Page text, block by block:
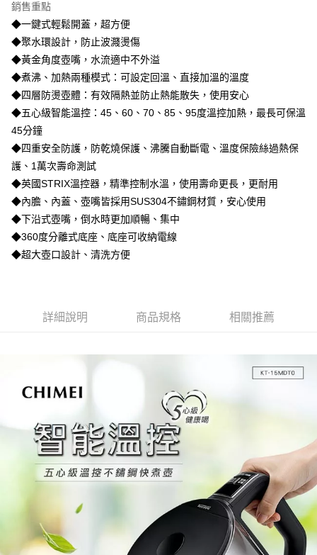
臺灣中小企業銀行
匯豐（台灣）商業銀行
聯邦商業銀行
元大商業銀行
玉山商業銀行
星展（台灣）商業銀行
台灣樂天信用卡公司
街口支付
悠遊付
Google Pay
全盈+PAY
大哥付你分期
相關說明
【大哥付你分期使用說明】
1.本服務由台灣大哥大提供，台灣大哥大用戶可立即使用無須另外申請。
2.付款方式選擇「大哥付你分期」，訂單成立後會自動跳轉到大哥付的交易
流程，驗證手機門號後，選擇欲分期的期數、繳款截止日，確認付款後即完
成交易。
3.實際核准額度、可分期數及費用金額請依後續交易確認頁面所載為準。
4.訂單成立30分鐘內，如未前往確認交易或遇審核未通過，訂單將自動取
消。如遇「轉專審核」未通過狀況，表示未達大哥付你分期系統評分，恕無
法說明評估內容。
帳／街口支付／iPASS MONEY」等通路繳費。
1.本服務係由「台灣大哥大股份有限公司」（以下簡稱本公司）所提供，讓
用戶於交易時，得透過本服務購買商品或服務，並由商店將買賣／分期付款
2.基於同意付款使用「大哥付你分期」之契約關係目的，商店將以您的個人
資料（包含姓名、電話或地址）提供予台灣大哥大進項蒐集、處理及利用，
由本公司與您本人進行分期帳單所需資料之確認、核對及更正。
3.完整用戶服務條款，請詳閱以下連結：https://oppay.tw/userRule
AFTEE先享後付
相關說明
AFTEE先享後付是「在收到商品之後才付款」的支付方式。 讓您購物簡單
便利好安心！
１．簡單：不需註冊會員、不需綁卡、不需儲值。
２．便利：只要手機號碼，簡訊認證，即可結帳。
３．安心：先確認商品／服務後，再付款。
２．訂單成立數日內，您將收到繳費通知簡訊。
購買商品的店家。未經商家同意取消之訂單仍視為有效，需透過AFTEE先享
※ 交易是否成功請以「AFTEE先享後付 」之結帳頁面顯示為準，若有關於
是否繳費成功／繳費後需取消欲退款等相關疑問，請聯繫「AFTEE先享後付
客戶支援中心」https://netprotections.freshdesk.com/support/home
【注意事項】
１．透過由恩沛科技股份有限公司提供之「AFTEE先享後付」服務完成之交
易，需依本服務之必要範圍內提供個人資料，並將交易相關給付款項請求債
權轉讓予恩沛科技股份有限公司。
２．關於個人資料處理事宜，請瀏覽以下網址：
https://aftee.tw/terms/#terms3
３．未成年的使用者請事先徵得法定代理人或監護人之同意方可使用
「AFTEE先享後付」，若未經同意申辦者引起之損失，本公司不負相關責
任。
ATM付款
運送方式
宅配
請自備購物袋，若需購買紙袋可現場詢問
銷售重點
◆一鍵式輕鬆開蓋，超方便
◆聚水環設計，防止波濺燙傷
◆黃金角度壺嘴，水流適中不外溢
◆煮沸、加熱兩種模式：可設定回溫、直接加溫的溫度
◆四層防燙壺體：有效隔熱並防止熱能散失，使用安心
◆五心級智能溫控：45、60、70、85、95度溫控加熱，最長可保溫
45分鐘
◆四重安全防護，防乾燒保護、沸騰自動斷電、溫度保險絲過熱保
護、1萬次壽命測試
◆英國STRIX溫控器，精準控制水溫，使用壽命更長，更耐用
◆內膽、內蓋、壺嘴皆採用SUS304不鏽鋼材質，安心使用
◆下沿式壺嘴，倒水時更加順暢、集中
◆360度分離式底座、底座可收納電線
◆超大壺口設計、清洗方便
詳細說明 商品規格 相關推薦